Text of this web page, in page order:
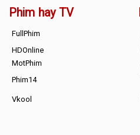
Phim hay TV
FullPhim
HDOnline
MotPhim
Phim14
Vkool